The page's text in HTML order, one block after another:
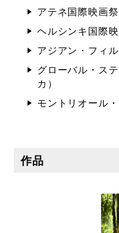
アテネ国際映画祭
ヘルシンキ国際
アジアン・フィ
グローバル・ス
カ）
モントリオール
作品